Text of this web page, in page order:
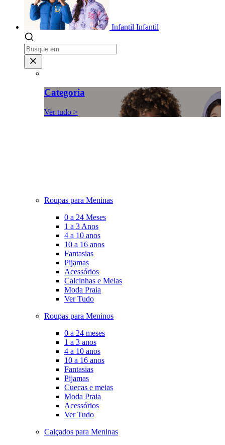
Infantil Infantil
Categoria
Ver tudo >
Roupas para Meninas
0 a 24 Meses
1 a 3 Anos
4 a 10 anos
10 a 16 anos
Fantasias
Pijamas
Acessórios
Calcinhas e Meias
Moda Praia
Ver Tudo
Roupas para Meninos
0 a 24 meses
1 a 3 anos
4 a 10 anos
10 a 16 anos
Fantasias
Pijamas
Cuecas e meias
Moda Praia
Acessórios
Ver Tudo
Calçados para Meninas